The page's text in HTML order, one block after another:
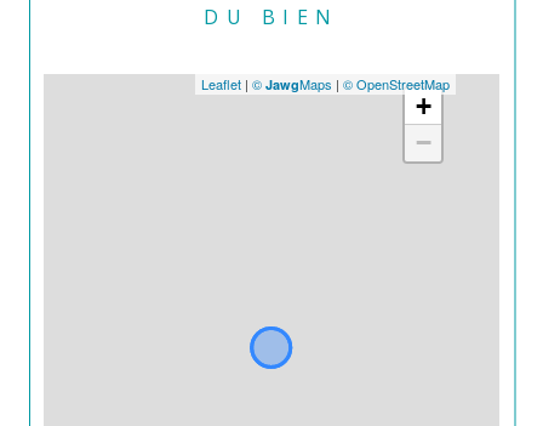
DU BIEN
+
−
Leaflet | © JawgMaps | © OpenStreetMap